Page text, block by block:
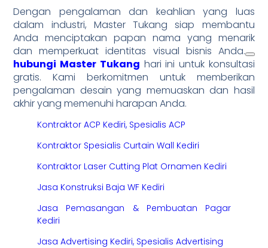
Dengan pengalaman dan keahlian yang luas
dalam industri, Master Tukang siap membantu
Anda menciptakan papan nama yang menarik
dan memperkuat identitas visual bisnis Anda.
hubungi Master Tukang hari ini untuk konsultasi
gratis. Kami berkomitmen untuk memberikan
pengalaman desain yang memuaskan dan hasil
akhir yang memenuhi harapan Anda.
Kontraktor ACP Kediri, Spesialis ACP
Kontraktor Spesialis Curtain Wall Kediri
Kontraktor Laser Cutting Plat Ornamen Kediri
Jasa Konstruksi Baja WF Kediri
Jasa Pemasangan & Pembuatan Pagar
Kediri
Jasa Advertising Kediri, Spesialis Advertising